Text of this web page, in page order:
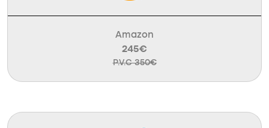
Amazon
245€
P.V.C 350€